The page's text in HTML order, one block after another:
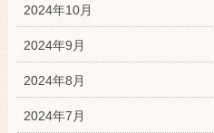
2024年10月
2024年9月
2024年8月
2024年7月